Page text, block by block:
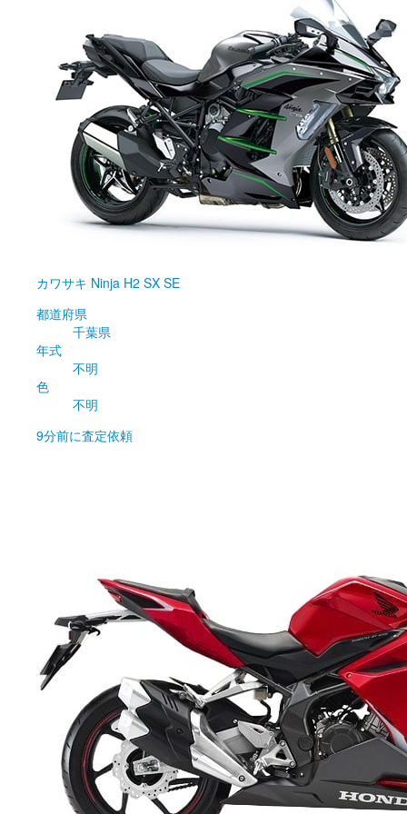
カワサキ Ninja H2 SX SE
都道府県
千葉県
年式
不明
色
不明
9分前に査定依頼